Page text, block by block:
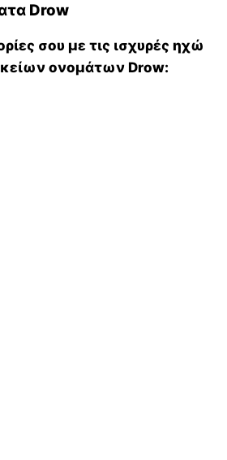
Drow
σου με τις ισχυρές ηχώ
ονομάτων Drow: